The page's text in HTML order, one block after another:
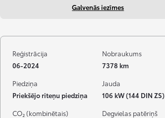
Galvenās iezīmes
Reģistrācija
06-2024
Nobraukums
7378 km
Piedziņa
Priekšējo riteņu piedziņa
Jauda
106 kW (144 DIN ZS)
CO₂ (kombinētais)
Degvielas patēriņš